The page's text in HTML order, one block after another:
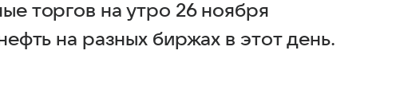
торгов на утро 26 ноября
на разных биржах в этот день.